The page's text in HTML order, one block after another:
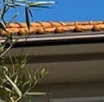
した 夫の挨拶を
を 見ていたら涙
敵なご縁と場所に
胸がいっぱいです
て、やりきった感
な感じです笑 こ